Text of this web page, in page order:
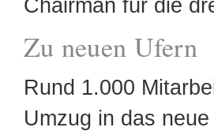
Chairman für die
Zu neuen Ufern
Rund 1.000
Umzug in das